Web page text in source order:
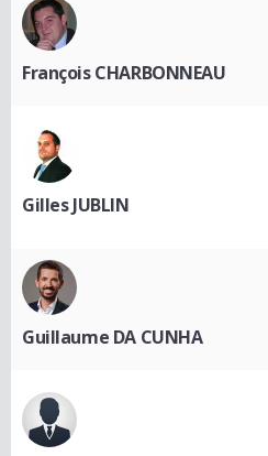
François CHARBONNEAU
Gilles JUBLIN
Guillaume DA CUNHA